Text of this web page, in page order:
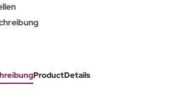
ProductDetails